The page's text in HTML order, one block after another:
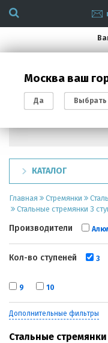
Москва ваш
Да Выбрать
Санкт-Петербург
(812) 200 87 93
КАТАЛОГ
Главная Стремянки
Стальные стремянки 3
Производители
Кол-во ступеней 3
9 10
Дополнительные фильтры
Стальные стремянки